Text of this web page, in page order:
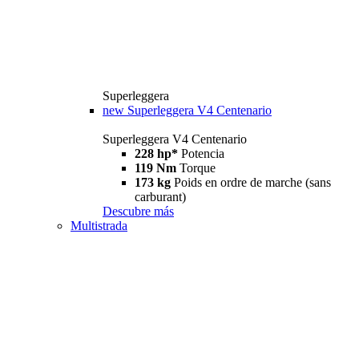
Superleggera
new Superleggera V4 Centenario
Superleggera V4 Centenario
228 hp* Potencia
119 Nm Torque
173 kg Poids en ordre de marche (sans
carburant)
Descubre más
Multistrada